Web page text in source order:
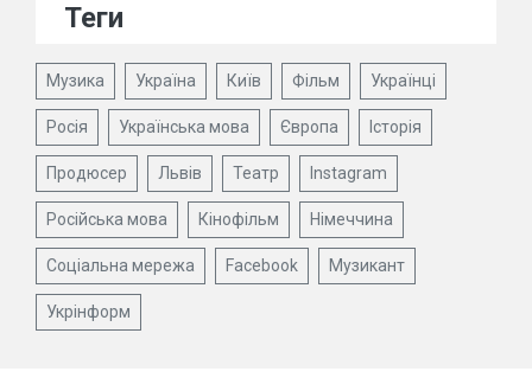
Теги
Музика Україна Київ Фільм Українці
Росія Українська мова Європа Історія
Продюсер Львів Театр Instagram
Російська мова Кінофільм Німеччина
Соціальна мережа Facebook Музикант
Укрінформ